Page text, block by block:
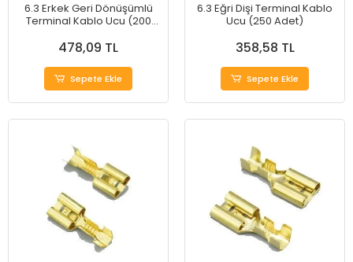
6.3 Erkek Geri Dönüşümlü
Terminal Kablo Ucu (200
478,09 TL
Sepete Ekle
6.3 Eğri Dişi Terminal Kablo
Ucu (250 Adet)
358,58 TL
Sepete Ekle